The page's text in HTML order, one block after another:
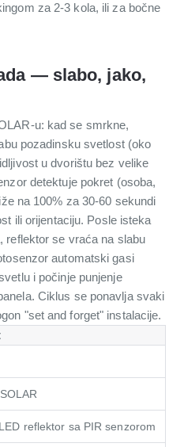
za 2-3 kola, ili za bočne
— slabo, jako,
u: kad se smrkne,
pozadinsku svetlost (oko
u dvorištu bez velike
detektuje pokret (osoba,
na 100% za 30-60 sekundi
ili orijentaciju. Posle isteka
reflektor se vraća na slabu
automatski gasi
i počinje punjenje
Ciklus se ponavlja svaki
"set and forget" instalacije.
reflektor sa PIR senzorom